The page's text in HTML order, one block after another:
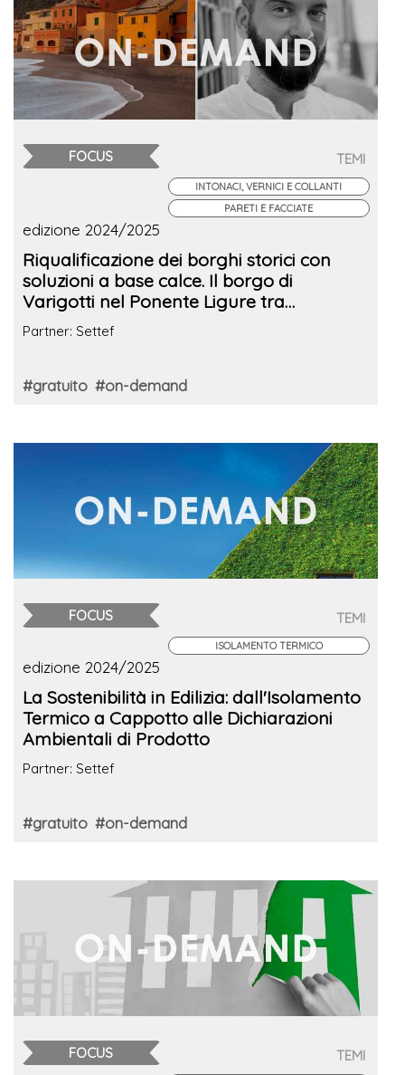
FOCUS TEMI
INTONACI, VERNICI E COLLANTI
PARETI E FACCIATE
edizione 2024/2025
Riqualificazione dei borghi storici con
soluzioni a base calce. Il borgo di
Varigotti nel Ponente Ligure tra
sostenibilità e tradizione
Partner: Settef
#gratuito #on-demand
FOCUS TEMI
ISOLAMENTO TERMICO
edizione 2024/2025
La Sostenibilità in Edilizia: dall'Isolamento
Termico a Cappotto alle Dichiarazioni
Ambientali di Prodotto
Partner: Settef
#gratuito #on-demand
FOCUS TEMI